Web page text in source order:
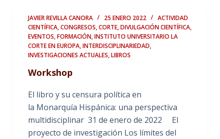
JAVIER REVILLA CANORA 25 ENERO 2022
ACTIVIDAD
CIENTÍFICA,CONGRESOS,CORTE,DIVULGACIÓN CIENTÍFICA,
EVENTOS,FORMACIÓN,INSTITUTO UNIVERSITARIO LA
CORTE EN EUROPA,INTERDISCIPLINARIEDAD,
INVESTIGACIONES ACTUALES,LIBROS
Workshop
El libro y su censura política en
la Monarquía Hispánica: una perspectiva
multidisciplinar 31 de enero de 2022 El
proyecto de investigación Los límites del